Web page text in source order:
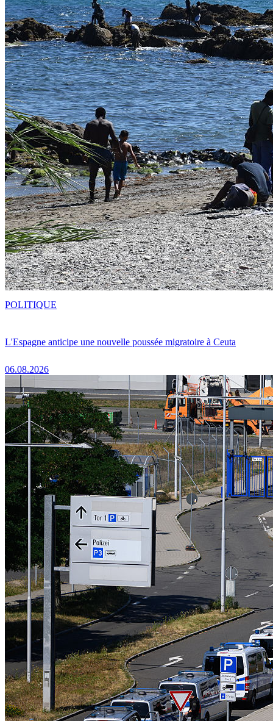
L'Espagne anticipe une nouvelle poussée migratoire à Ceuta
06.08.2026
POLITIQUE